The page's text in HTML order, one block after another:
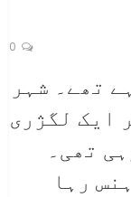
تھے۔ شہر
ایک لگژری
تھی۔
رہا